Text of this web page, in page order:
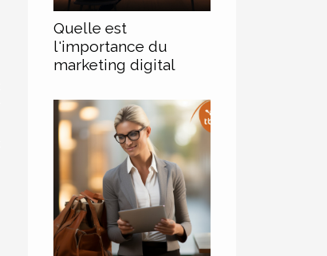
Quelle est
l'importance du
marketing digital